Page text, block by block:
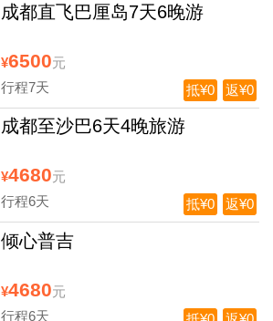
成都直飞巴厘岛7天6晚游
¥6500元
行程7天
返¥0
抵¥0
成都至沙巴6天4晚旅游
¥4680元
行程6天
返¥0
抵¥0
倾心普吉
¥4680元
行程6天